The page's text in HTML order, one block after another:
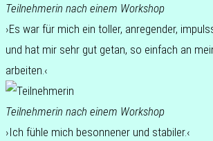
Teil­neh­me­rin nach einem Workshop
›Es war für mich ein toller, anre­gen­der,
und hat mir sehr gut getan, so ein­fach an
arbeiten.‹
Teil­neh­me­rin nach einem Workshop
›Ich fühle mich beson­ne­ner und stabiler.‹